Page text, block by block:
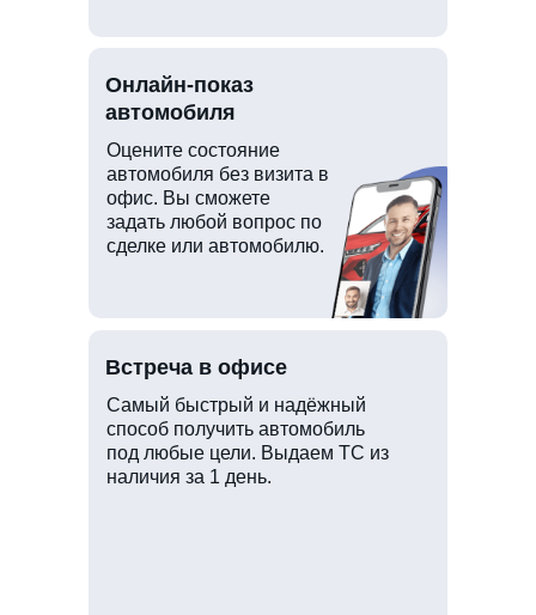
Оцените состояние
автомобиля без визита в
офис. Вы сможете
задать любой вопрос по
сделке или автомобилю.
Самый быстрый и надёжный
способ получить автомобиль
под любые цели. Выдаем ТС из
наличия за 1 день.
Онлайн-показ
автомобиля
Встреча в офисе